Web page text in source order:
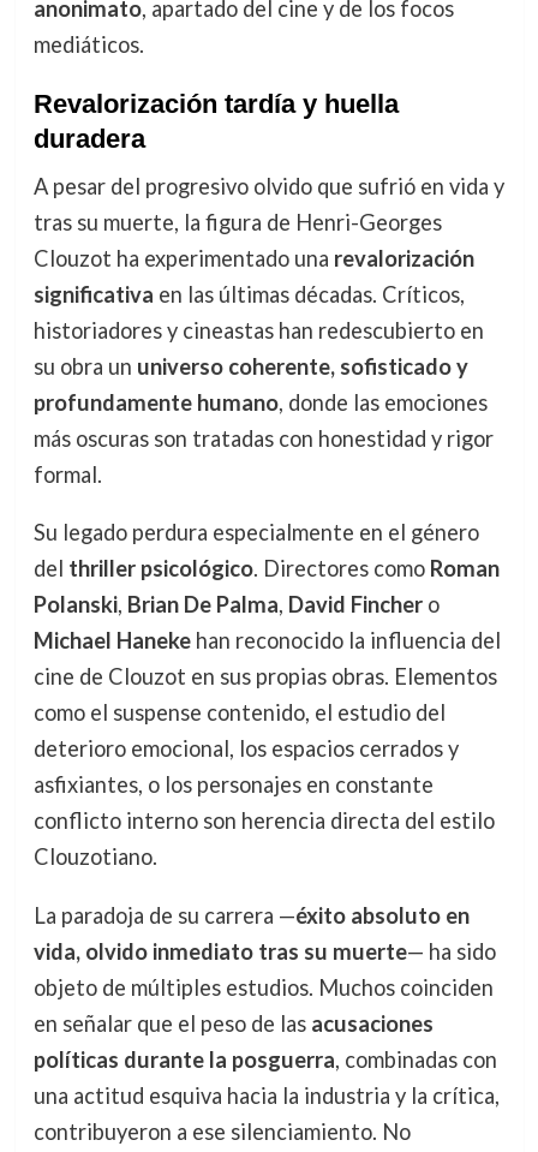
anonimato, apartado del cine y de los focos
mediáticos.
Revalorización tardía y huella
duradera
A pesar del progresivo olvido que sufrió en vida y
tras su muerte, la figura de Henri-Georges
Clouzot ha experimentado una revalorización
significativa en las últimas décadas. Críticos,
historiadores y cineastas han redescubierto en
su obra un universo coherente, sofisticado y
profundamente humano, donde las emociones
más oscuras son tratadas con honestidad y rigor
formal.
Su legado perdura especialmente en el género
del thriller psicológico. Directores como Roman
Polanski, Brian De Palma, David Finchero
Michael Hanekehan reconocido la influencia del
cine de Clouzot en sus propias obras. Elementos
como el suspense contenido, el estudio del
deterioro emocional, los espacios cerrados y
asfixiantes, o los personajes en constante
conflicto interno son herencia directa del estilo
Clouzotiano.
La paradoja de su carrera —éxito absoluto en
vida, olvido inmediato tras su muerte— ha sido
objeto de múltiples estudios. Muchos coinciden
en señalar que el peso de las acusaciones
políticas durante la posguerra, combinadas con
una actitud esquiva hacia la industria y la crítica,
contribuyeron a ese silenciamiento. No